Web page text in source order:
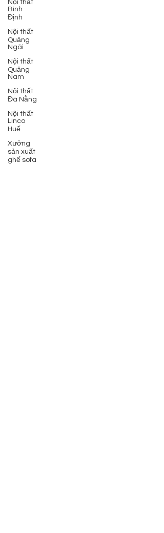
Nội thất
Bình
Định
Nội thất
Quảng
Ngãi
Nội thất
Quảng
Nam
Nội thất
Đà Nẵng
Nội thất
Linco
Huế
Xưởng
sản xuất
ghế sofa